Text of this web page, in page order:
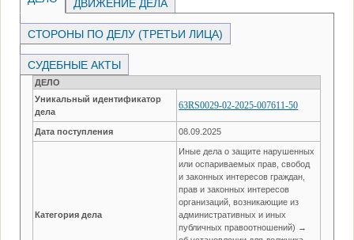
ДВИЖЕНИЕ ДЕЛА
СТОРОНЫ ПО ДЕЛУ (ТРЕТЬИ ЛИЦА)
СУДЕБНЫЕ АКТЫ
ДЕЛО
Уникальный идентификатор
дела
63RS0029-02-2025-007611-50
Дата поступления 08.09.2025
Категория дела
Иные дела о защите нарушенных
или оспариваемых прав, свобод
и законных интересов граждан,
прав и законных интересов
организаций, возникающие из
административных и иных
публичных правоотношений) →